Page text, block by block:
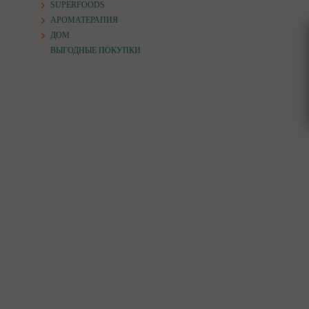
SUPERFOODS
АРОМАТЕРАПИЯ
ДОМ
ВЫГОДНЫЕ ПОКУПКИ